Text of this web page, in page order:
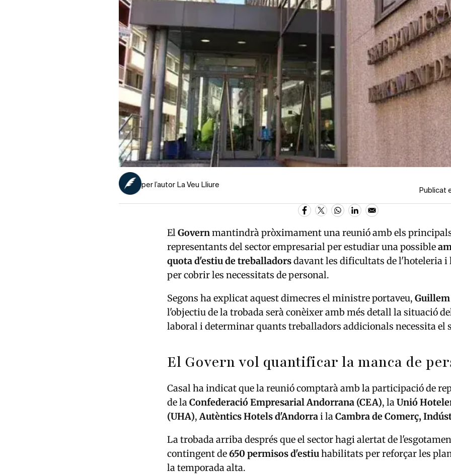
per l’autor La Veu Lliure
Publicat
ElGovernmantindrà pròximament una reunió amb els
representants del sector empresarial per estudiar una possible
quota d'estiu de treballadorsdavant les dificultats de l'hoteleria i
per cobrir les necessitats de personal.
Segons ha explicat aquest dimecres el ministre portaveu, Guillem
l'objectiu de la trobada serà conèixer amb més detall la situació
laboral i determinar quants treballadors addicionals necessita el
El Govern vol quantificar la manca de
Casal ha indicat que la reunió comptarà amb la participació de
de la Confederació Empresarial Andorrana (CEA), la Unió
(UHA), Autèntics Hotels d'Andorra i la Cambra de Comerç,
La trobada arriba després que el sector hagi alertat de
contingent de650 permisos d'estiu habilitats per reforçar les
la temporada alta.